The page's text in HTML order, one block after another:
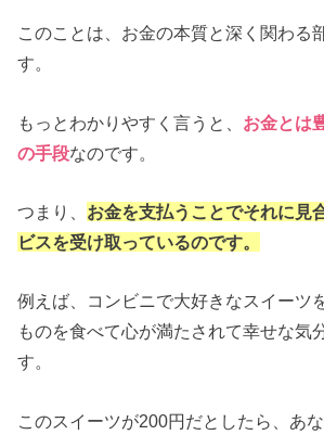
このことは、お金の本質と深く関わる
す。
もっとわかりやすく言うと、 お金とは
の手段なのです。
つまり、 お金を支払うことでそれに見
ビスを受け取っているのです。
例えば、コンビニで大好きなスイーツ
ものを食べて心が満たされて幸せな気
す。
このスイーツが200円だとしたら、あ